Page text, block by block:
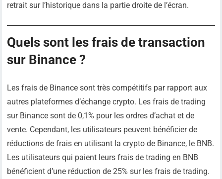
retrait sur l’historique dans la partie droite de l’écran.
Quels sont les frais de transaction
sur Binance ?
Les frais de Binance sont très compétitifs par rapport aux
autres plateformes d’échange crypto. Les frais de trading
sur Binance sont de 0,1% pour les ordres d’achat et de
vente. Cependant, les utilisateurs peuvent bénéficier de
réductions de frais en utilisant la crypto de Binance, le BNB.
Les utilisateurs qui paient leurs frais de trading en BNB
bénéficient d’une réduction de 25% sur les frais de trading.